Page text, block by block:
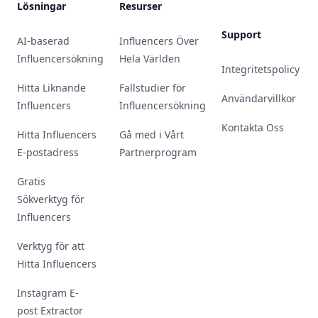
Lösningar
AI-baserad
Influencersökning
Hitta Liknande
Influencers
Hitta Influencers
E-postadress
Gratis
Sökverktyg för
Influencers
Verktyg för att
Hitta Influencers
Instagram E-
post Extractor
Resurser
Influencers Över
Hela Världen
Fallstudier för
Influencersökning
Gå med i Vårt
Partnerprogram
Support
Integritetspolicy
Användarvillkor
Kontakta Oss